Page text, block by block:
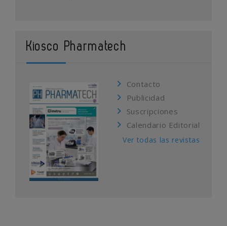
Kiosco Pharmatech
Contacto
Publicidad
Suscripciones
Calendario Editorial
Ver todas las revistas